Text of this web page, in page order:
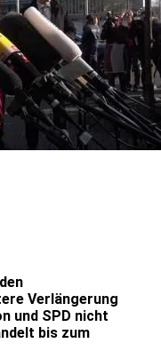
Verlängerung
und SPD nicht
bis zum